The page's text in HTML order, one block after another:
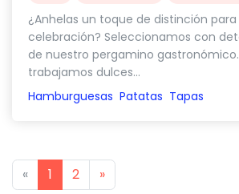
¿Anhelas un toque de distinción
celebración? Seleccionamos con
de nuestro pergamino
trabajamos dulces...
Hamburguesas Patatas Tapas
«Previous
1 2 »Next